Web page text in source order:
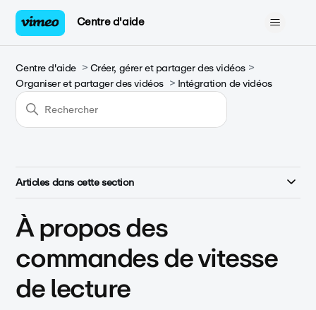
Centre d'aide
Centre d'aide
Créer, gérer et partager des vidéos
Organiser et partager des vidéos
Intégration de vidéos
Articles dans cette section
À propos des
commandes de vitesse
de lecture